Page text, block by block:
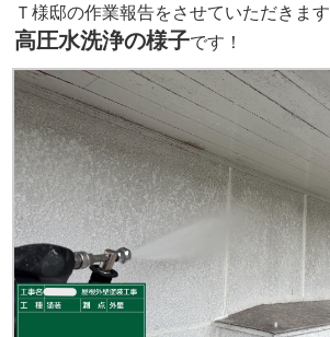
Ｔ様邸の作業報告をさせていただきます
高圧水洗浄の様子です！